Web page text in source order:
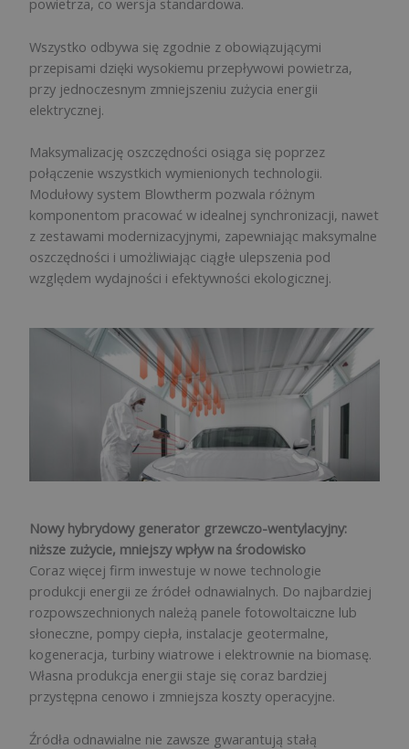
powietrza, co wersja standardowa.
Wszystko odbywa się zgodnie z obowiązującymi
przepisami dzięki wysokiemu przepływowi powietrza,
przy jednoczesnym zmniejszeniu zużycia energii
elektrycznej.
Maksymalizację oszczędności osiąga się poprzez
połączenie wszystkich wymienionych technologii.
Modułowy system Blowtherm pozwala różnym
komponentom pracować w idealnej synchronizacji, nawet
z zestawami modernizacyjnymi, zapewniając maksymalne
oszczędności i umożliwiając ciągłe ulepszenia pod
względem wydajności i efektywności ekologicznej.
Nowy hybrydowy generator grzewczo-wentylacyjny:
niższe zużycie, mniejszy wpływ na środowisko
Coraz więcej firm inwestuje w nowe technologie
produkcji energii ze źródeł odnawialnych. Do najbardziej
rozpowszechnionych należą panele fotowoltaiczne lub
słoneczne, pompy ciepła, instalacje geotermalne,
kogeneracja, turbiny wiatrowe i elektrownie na biomasę.
Własna produkcja energii staje się coraz bardziej
przystępna cenowo i zmniejsza koszty operacyjne.
Źródła odnawialne nie zawsze gwarantują stałą